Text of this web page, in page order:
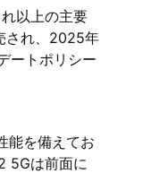
以上の主要
され、2025年
ートポリシー
能を備えてお
5Gは前面に